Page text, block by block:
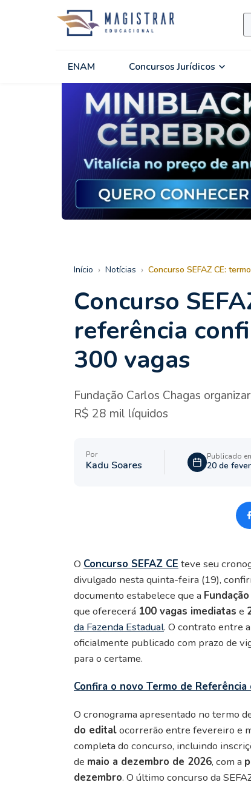
ENAM Concursos Jurídicos
Início › Notícias › Concurso SEFAZ CE:
Concurso
referência
300 vagas
Fundação Carlos Chagas
R$ 28 mil líquidos
Por
Kadu Soares
Publicado
20 de
O Concurso SEFAZ CE teve seu
divulgado nesta quinta-feira (19),
documento estabelece que a
que oferecerá 100 vagas imediatas e
da Fazenda Estadual. O contrato entre
oficialmente publicado com prazo de
para o certame.
Confira o novo Termo de Referência
O cronograma apresentado no termo
do editalocorrerão entre fevereiro e
completa do concurso, incluindo
de maio a dezembro de 2026, com a
dezembro. O último concurso da